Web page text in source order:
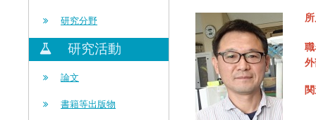
研究分野
研究活動
論文
書籍等出版物